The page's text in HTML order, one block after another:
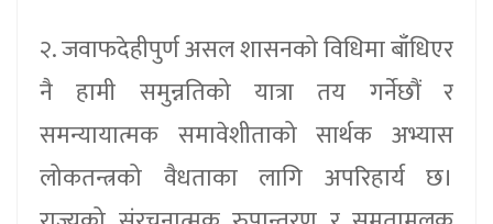
२. जवाफदेहीपुर्ण असल शासनको विधिमा बाँधिएर
नै हामी समुन्नतिको यात्रा तय गर्नेछौं र
समन्यायात्मक समावेशीताको सार्थक अभ्यास
लोकतन्त्रको वैधताका लागि अपरिहार्य छ।